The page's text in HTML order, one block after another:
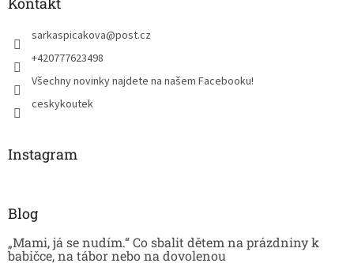
sarkaspicakova@post.cz
+420777623498
Všechny novinky najdete na našem Facebooku!
ceskykoutek
Instagram
Blog
„Mami, já se nudím.“ Co sbalit dětem na prázdniny k
babičce, na tábor nebo na dovolenou